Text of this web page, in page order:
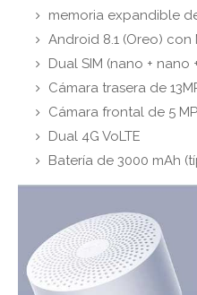
memoria expandible
Android 8.1 (Oreo) con
Dual SIM (nano + nano
Cámara trasera de
Cámara frontal de 5
Dual 4G VoLTE
Batería de 3000 mAh